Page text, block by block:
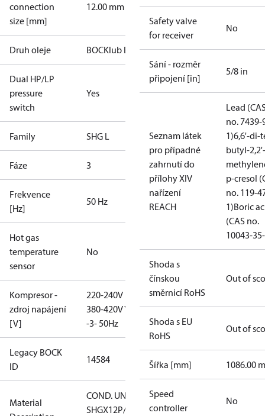
connection
size [mm]
12.00 mm
Druh oleje BOCKlub E55
Dual HP/LP
pressure
switch
Yes
Family SHG L
Fáze 3
Frekvence
[Hz]
50 Hz
Hot gas
temperature
sensor
No
Kompresor -
zdroj napájení
[V]
220-240V D /
380-420V Y
-3- 50Hz
Legacy BOCK
ID
14584
Material
COND. UNIT
SHGX12P/110-
Safety valve
for receiver
No
Sání - rozměr
připojení [in]
5/8 in
Seznam látek
pro případné
zahrnutí do
přílohy XIV
nařízení
REACH
Lead
no. 7439-
1)6,6'-di-
butyl-2,2'-
p-cresol
no. 119-
1)Boric
(CAS no.
10043-
Shoda s
čínskou
směrnicí RoHS
Out of
Shoda s EU
RoHS
Out of
Šířka [mm] 1086.00
Speed
controller
No